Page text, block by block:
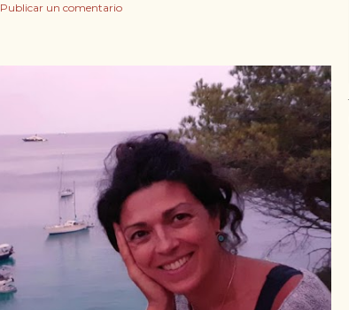
Publicar un comentario